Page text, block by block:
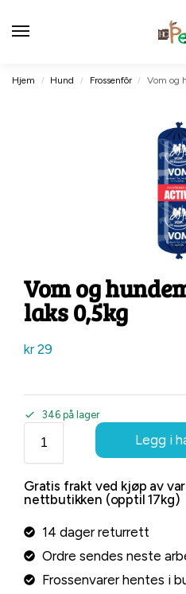
Hjem / Hund / Frossenfôr / Vom og
Vom og
laks 0,5kg
kr29
346 på lager
Legg i
Gratis frakt ved kjøp av
nettbutikken (opptil 17kg)
14 dager returrett
Ordre sendes neste
Frossenvarer hentes i